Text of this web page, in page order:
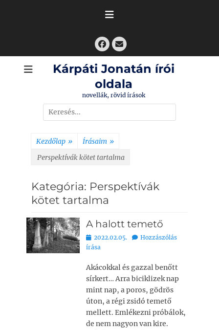
Facebook
Email
Kárpáti Jonatán írói
oldala
novellák, rövid írások
Search
for:
Kezdőlap » Írásaim »
Perspektívák kötet tartalma
Kategória: Perspektívák
kötet tartalma
A halott temető
Bejegyezve
2022.02.05.
Hozzászólás
írása
Akácokkal és gazzal benőtt
sírkert… Arra biciklizek nap
mint nap, a poros, gödrös
úton, a régi zsidó temető
mellett. Emlékezni próbálok,
de nem nagyon van kire.